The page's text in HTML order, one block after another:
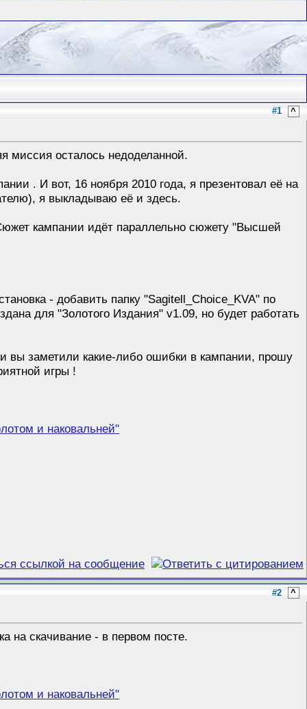
#1 ^
миссия осталось недоделанной.
. И вот, 16 ноября 2010 года, я презентовал её на
я выкладываю её и здесь.
кампании идёт параллельно сюжету "Высшей
- добавить папку "Sagitell_Choice_KVA" по
для "Золотого Издания" v1.09, но будет работать
вы заметили какие-либо ошибки в кампании, прошу
игры !
и наковальней"
#2 ^
на скачивание - в первом посте.
и наковальней"